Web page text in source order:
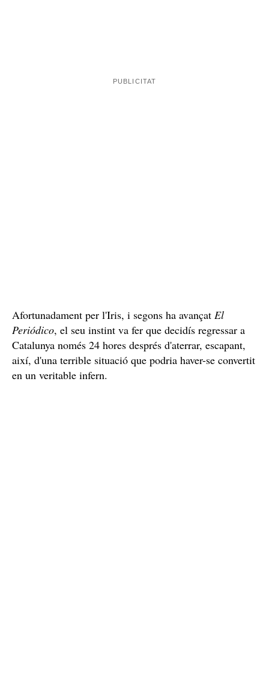
Afortunadament per l'Iris, i segons ha avançat El
Periódico, el seu instint va fer que decidís regressar a
Catalunya només 24 hores després d'aterrar, escapant,
així, d'una terrible situació que podria haver-se convertit
en un veritable infern.